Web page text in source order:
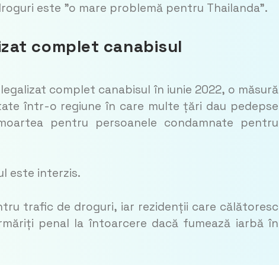
este ”o mare problemă pentru Thailanda”.
complet canabisul
complet canabisul în iunie 2022, o măsură
într-o regiune în care multe țări dau pedepse
pentru persoanele condamnate pentru
este interzis.
trafic de droguri, iar rezidenții care călătoresc
penal la întoarcere dacă fumează iarbă în